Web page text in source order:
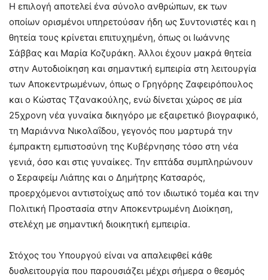
Η επιλογή αποτελεί ένα σύνολο ανθρώπων, εκ των
οποίων ορισμένοι υπηρετούσαν ήδη ως Συντονιστές και η
θητεία τους κρίνεται επιτυχημένη, όπως οι Ιωάννης
Σάββας και Μαρία Κοζυράκη. Άλλοι έχουν μακρά θητεία
στην Αυτοδιοίκηση και σημαντική εμπειρία στη λειτουργία
των Αποκεντρωμένων, όπως ο Γρηγόρης Ζαφειρόπουλος
και ο Κώστας Τζανακούλης, ενώ δίνεται χώρος σε μία
25χρονη νέα γυναίκα δικηγόρο με εξαιρετικό βιογραφικό,
τη Μαριάννα Νικολαΐδου, γεγονός που μαρτυρά την
έμπρακτη εμπιστοσύνη της Κυβέρνησης τόσο στη νέα
γενιά, όσο και στις γυναίκες. Την επτάδα συμπληρώνουν
ο Σεραφείμ Λιάπης και ο Δημήτρης Κατσαρός,
προερχόμενοι αντιστοίχως από τον ιδιωτικό τομέα και την
Πολιτική Προστασία στην Αποκεντρωμένη Διοίκηση,
στελέχη με σημαντική διοικητική εμπειρία.
Στόχος του Υπουργού είναι να απαλειφθεί κάθε
δυσλειτουργία που παρουσιάζει μέχρι σήμερα ο θεσμός